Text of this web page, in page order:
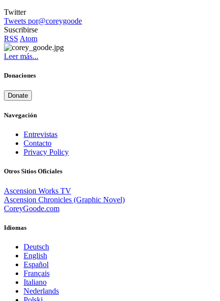
Twitter
Tweets por@coreygoode
Suscribirse
RSS Atom
Leer más...
Donaciones
Donate
Navegación
Entrevistas
Contacto
Privacy Policy
Otros Sitios Oficiales
Ascension Works TV
Ascension Chronicles (Graphic Novel)
CoreyGoode.com
Idiomas
Deutsch
English
Español
Français
Italiano
Nederlands